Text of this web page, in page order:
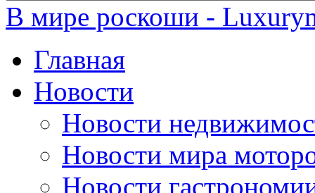
В мире роскоши -
Главная
Новости
Новости
Новости мира
Новости